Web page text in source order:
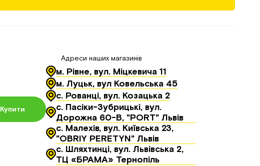
Купити
Адреси наших магазинів
м. Рівне, вул. Міцкевича 11
м. Луцьк, вул Ковельська 45
с. Рованці, вул. Козацька 2
с. Пасіки-Зубрицькі, вул.
Дорожна 60-В, "PORT" Львів
с. Малехів, вул. Київська 23,
"OBRIY PERETYN" Львів
с. Шляхтинці, вул. Львівська 2,
ТЦ «БРАМА» Тернопіль